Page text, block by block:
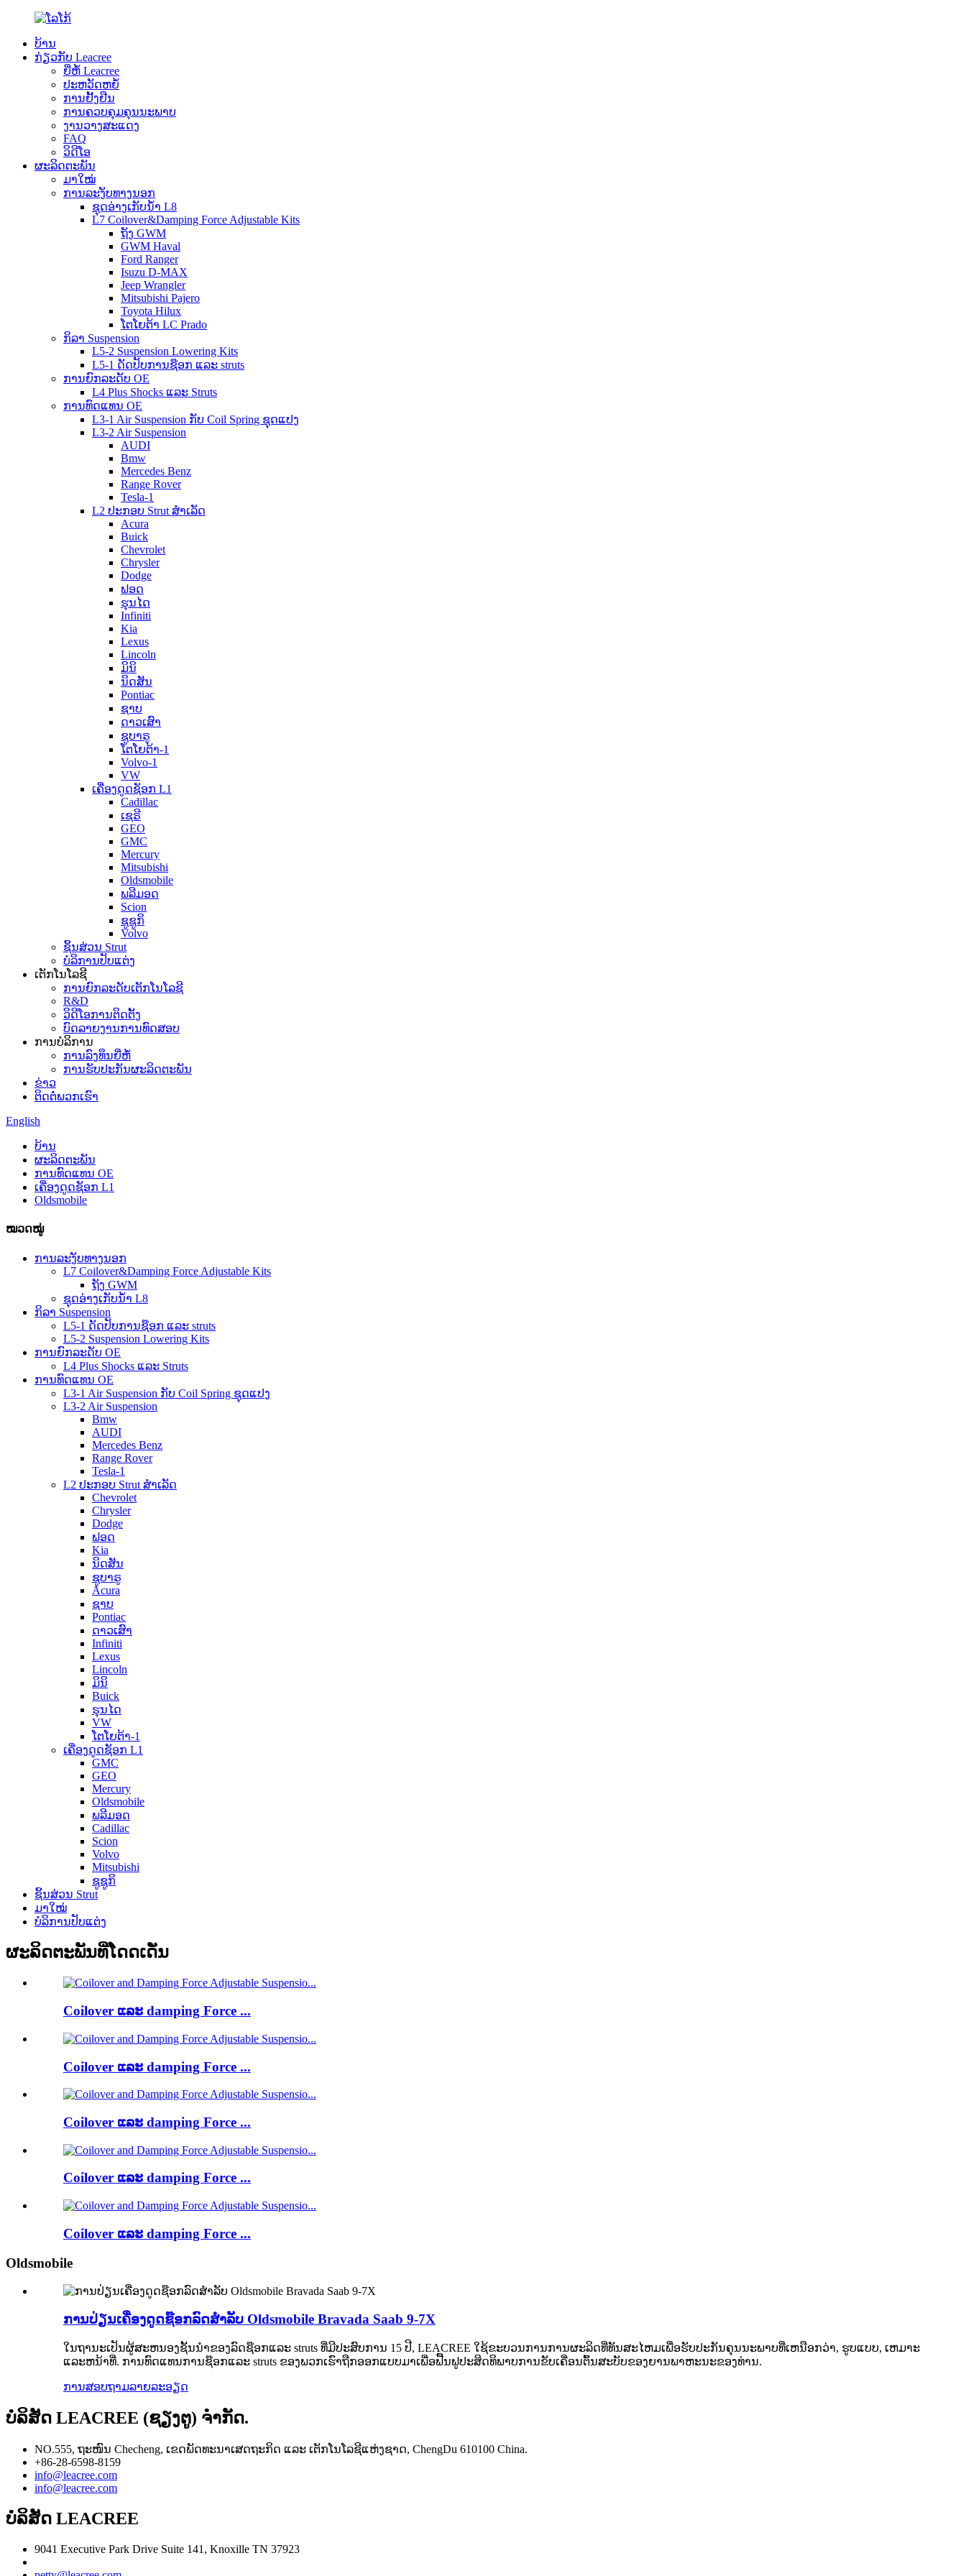
ບ້ານ
ກ່ຽວກັບ Leacree
ຍີ່ຫໍ້ Leacree
ປະຫວັດຫຍໍ້
ການຢັ້ງຢືນ
ການຄວບຄຸມຄຸນນະພາບ
ງານວາງສະແດງ
FAQ
ວິດີໂອ
ຜະລິດຕະພັນ
ມາໃໝ່
ການລະງັບທາງນອກ
ຊຸດອ່າງເກັບນ້ຳ L8
L7 Coilover&Damping Force Adjustable Kits
ຖັງ GWM
GWM Haval
Ford Ranger
Isuzu D-MAX
Jeep Wrangler
Mitsubishi Pajero
Toyota Hilux
ໂຕໂຍຕ້າ LC Prado
ກິລາ Suspension
L5-2 Suspension Lowering Kits
L5-1 ດັດປັບການຊ໊ອກ ແລະ struts
ການຍົກລະດັບ OE
L4 Plus Shocks ແລະ Struts
ການທົດແທນ OE
L3-1 Air Suspension ກັບ Coil Spring ຊຸດແປງ
L3-2 Air Suspension
AUDI
Bmw
Mercedes Benz
Range Rover
Tesla-1
L2 ປະກອບ Strut ສໍາເລັດ
Acura
Buick
Chevrolet
Chrysler
Dodge
ຟອດ
ຮຸນໄດ
Infiniti
Kia
Lexus
Lincoln
ມິນິ
ນິດສັນ
Pontiac
ຊາບ
ດາວເສົາ
ຊູບາຣູ
ໂຕໂຍຕ້າ-1
Volvo-1
VW
ເຄື່ອງດູດຊັອກ L1
Cadillac
ເຊຣີ
GEO
GMC
Mercury
Mitsubishi
Oldsmobile
ພລີມອດ
Scion
ຊູຊູກິ
Volvo
ຊິ້ນສ່ວນ Strut
ບໍລິການປັບແຕ່ງ
ເຕັກໂນໂລຊີ
ການຍົກລະດັບເຕັກໂນໂລຊີ
R&D
ວິດີໂອການຕິດຕັ້ງ
ບົດລາຍງານການທົດສອບ
ການບໍລິການ
ການລົງທຶນຍີ່ຫໍ້
ການຮັບປະກັນຜະລິດຕະພັນ
ຂ່າວ
ຕິດຕໍ່ພວກເຮົາ
English
ບ້ານ
ຜະລິດຕະພັນ
ການທົດແທນ OE
ເຄື່ອງດູດຊັອກ L1
Oldsmobile
ໝວດໝູ່
ການລະງັບທາງນອກ
L7 Coilover&Damping Force Adjustable Kits
ຖັງ GWM
ຊຸດອ່າງເກັບນ້ຳ L8
ກິລາ Suspension
L5-1 ດັດປັບການຊ໊ອກ ແລະ struts
L5-2 Suspension Lowering Kits
ການຍົກລະດັບ OE
L4 Plus Shocks ແລະ Struts
ການທົດແທນ OE
L3-1 Air Suspension ກັບ Coil Spring ຊຸດແປງ
L3-2 Air Suspension
Bmw
AUDI
Mercedes Benz
Range Rover
Tesla-1
L2 ປະກອບ Strut ສໍາເລັດ
Chevrolet
Chrysler
Dodge
ຟອດ
Kia
ນິດສັນ
ຊູບາຣູ
Acura
ຊາບ
Pontiac
ດາວເສົາ
Infiniti
Lexus
Lincoln
ມິນິ
Buick
ຮຸນໄດ
VW
ໂຕໂຍຕ້າ-1
ເຄື່ອງດູດຊັອກ L1
GMC
GEO
Mercury
Oldsmobile
ພລີມອດ
Cadillac
Scion
Volvo
Mitsubishi
ຊູຊູກິ
ຊິ້ນສ່ວນ Strut
ມາໃໝ່
ບໍລິການປັບແຕ່ງ
ຜະລິດຕະພັນທີ່ໂດດເດັ່ນ
Coilover ແລະ damping Force ...
Coilover ແລະ damping Force ...
Coilover ແລະ damping Force ...
Coilover ແລະ damping Force ...
Coilover ແລະ damping Force ...
Oldsmobile
ການປ່ຽນເຄື່ອງດູດຊ໊ອກລົດສໍາລັບ Oldsmobile Bravada Saab 9-7X
ໃນຖານະເປັນຜູ້ສະຫນອງຊັ້ນນໍາຂອງລົດຊ໊ອກແລະ struts ທີ່ມີປະສົບການ 15 ປີ, LEACREE ໃຊ້ຂະບວນການການຜະລິດທີ່ທັນສະໄຫມເພື່ອຮັບປະກັນຄຸນນະພາບທີ່ເຫນືອກວ່າ, ຮູບແບບ, ເຫມາະ
ແລະຫນ້າທີ່. ການທົດແທນການຊ໊ອກແລະ struts ຂອງພວກເຮົາຖືກອອກແບບມາເພື່ອຟື້ນຟູປະສິດທິພາບການຂັບເຄື່ອນຕົ້ນສະບັບຂອງຍານພາຫະນະຂອງທ່ານ.
ການສອບຖາມລາຍລະອຽດ
ບໍລິສັດ LEACREE (ຊຽງຕູ) ຈຳກັດ.
NO.555, ຖະໜົນ Checheng, ເຂດພັດທະນາເສດຖະກິດ ແລະ ເຕັກໂນໂລຊີແຫ່ງຊາດ, ChengDu 610100 China.
+86-28-6598-8159
info@leacree.com
info@leacree.com
ບໍລິສັດ LEACREE
9041 Executive Park Drive Suite 141, Knoxille TN 37923